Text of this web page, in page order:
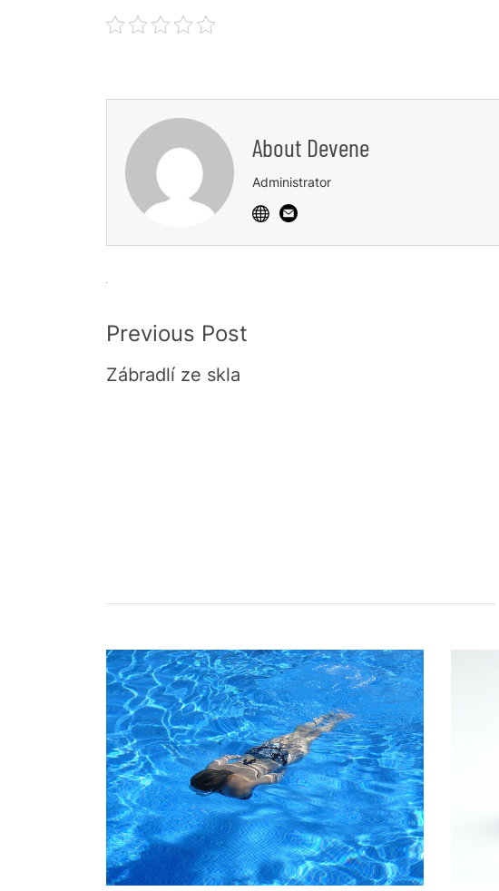
About Devene
Administrator
Navigation
Previous Post
Zábradlí ze skla